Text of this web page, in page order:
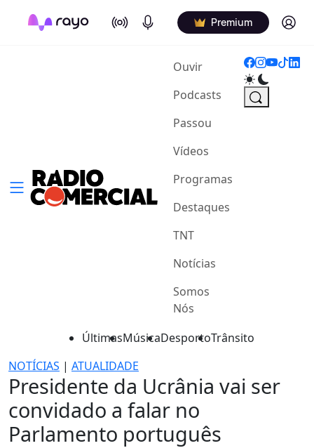
On Air Podcasts Premium Log in
Ouvir(current)
Podcasts
Passou
Vídeos
Programas
Destaques
TNT
Notícias
Somos
Nós
ÚltimasMúsicaDesportoTrânsito
NOTÍCIAS | ATUALIDADE
Presidente da Ucrânia vai ser
convidado a falar no
Parlamento português